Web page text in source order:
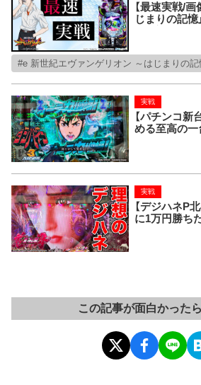
【最速実戦/画
じまりの記憶
レイ背景etc...
リオン ～は
e 新世紀エヴァンゲリオン ～はじまりの記
【パチンコ新
める至高の一
実戦
【デジハネP
に1万円勝ち
実戦
この記事が面白かった